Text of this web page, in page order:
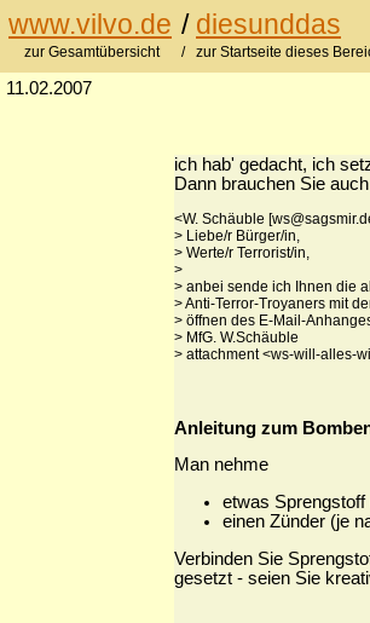
www.vilvo.de / diesunddas
zur Gesamtübersicht / zur Startseite dieses
11.02.2007
ich hab' gedacht, ich
Dann brauchen Sie
<W. Schäuble
> Liebe/r Bürger/in,
> Werte/r Terrorist/in,
>
> anbei sende ich Ihnen die
> Anti-Terror-Troyaners mit
> öffnen des E-Mail-
> MfG. W.Schäuble
> attachment <ws-will-alles-
Anleitung zum
Man nehme
etwas
einen Zünder (je
Verbinden Sie
gesetzt - seien Sie